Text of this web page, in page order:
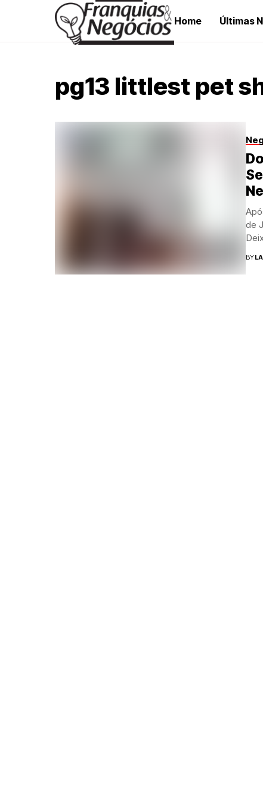
Home Últimas
pg13 littlest pet
de
BY